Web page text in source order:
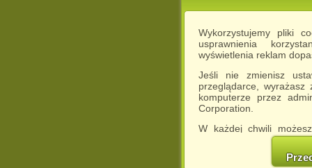
Wykorzystujemy pliki
usprawnienia
wyświetlenia reklam
Jeśli nie zmienisz
przeglądarce,
komputerze przez
Corporation.
W każdej chwili
cookies w swojej
w naszej
http://chomikuj.pl/